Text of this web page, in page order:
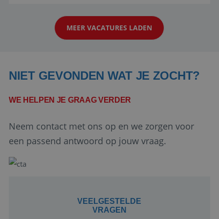
werken: of het nu gaat om vragen ...
MEER VACATURES LADEN
NIET GEVONDEN WAT JE ZOCHT?
WE HELPEN JE GRAAG VERDER
Neem contact met ons op en we zorgen voor
een passend antwoord op jouw vraag.
VEELGESTELDE
VRAGEN
Google Privacy Policy